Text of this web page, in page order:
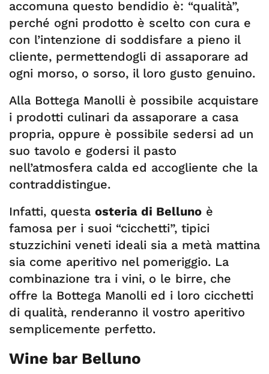
accomuna questo bendidio è: “qualità”,
perché ogni prodotto è scelto con cura e
con l’intenzione di soddisfare a pieno il
cliente, permettendogli di assaporare ad
ogni morso, o sorso, il loro gusto genuino.
Alla Bottega Manolli è possibile acquistare
i prodotti culinari da assaporare a casa
propria, oppure è possibile sedersi ad un
suo tavolo e godersi il pasto
nell’atmosfera calda ed accogliente che la
contraddistingue.
Infatti, questa osteria di Belluno è
famosa per i suoi “cicchetti”, tipici
stuzzichini veneti ideali sia a metà mattina
sia come aperitivo nel pomeriggio. La
combinazione tra i vini, o le birre, che
offre la Bottega Manolli ed i loro cicchetti
di qualità, renderanno il vostro aperitivo
semplicemente perfetto.
Wine bar Belluno